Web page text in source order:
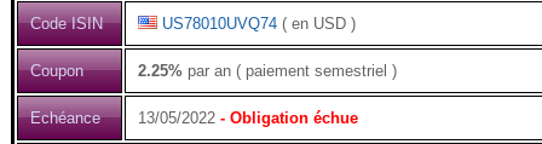
Code ISIN US78010UVQ74 ( en USD )
Coupon 2.25% par an ( paiement semestriel )
Echéance 13/05/2022 - Obligation échue